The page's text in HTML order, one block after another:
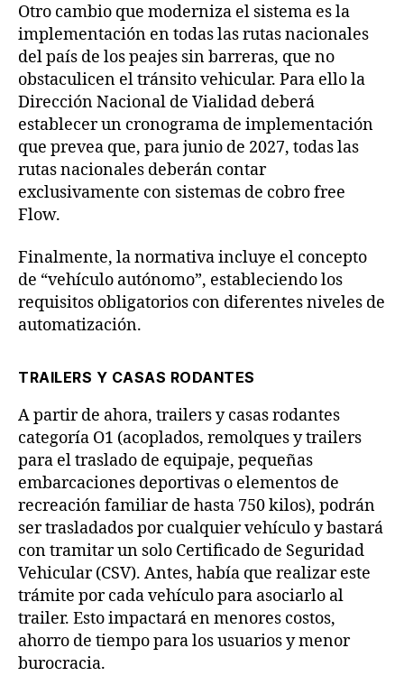
Otro cambio que moderniza el sistema es la
implementación en todas las rutas nacionales
del país de los peajes sin barreras, que no
obstaculicen el tránsito vehicular. Para ello la
Dirección Nacional de Vialidad deberá
establecer un cronograma de implementación
que prevea que, para junio de 2027, todas las
rutas nacionales deberán contar
exclusivamente con sistemas de cobro free
Flow.
Finalmente, la normativa incluye el concepto
de “vehículo autónomo”, estableciendo los
requisitos obligatorios con diferentes niveles de
automatización.
TRAILERS Y CASAS RODANTES
A partir de ahora, trailers y casas rodantes
categoría O1 (acoplados, remolques y trailers
para el traslado de equipaje, pequeñas
embarcaciones deportivas o elementos de
recreación familiar de hasta 750 kilos), podrán
ser trasladados por cualquier vehículo y bastará
con tramitar un solo Certificado de Seguridad
Vehicular (CSV). Antes, había que realizar este
trámite por cada vehículo para asociarlo al
trailer. Esto impactará en menores costos,
ahorro de tiempo para los usuarios y menor
burocracia.